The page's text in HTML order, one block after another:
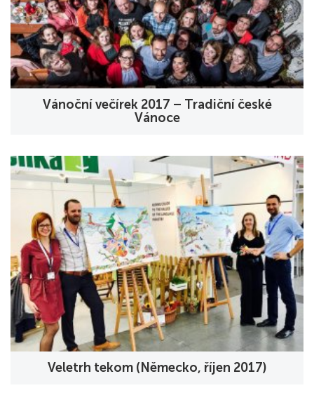
Vánoční večírek 2017 – Tradiční české
Vánoce
Veletrh tekom (Německo, říjen 2017)